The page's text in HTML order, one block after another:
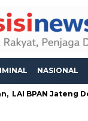
NASIONAL
BPAN Jateng